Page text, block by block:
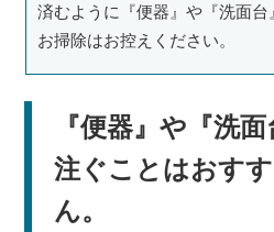
済むように『便器』や『洗面
お掃除はお控えください。
『便器』や『洗
注ぐことはおす
ん。